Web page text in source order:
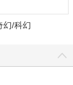
的吧。
是李明儀的靈魂
就這樣半途失去
幻/科幻